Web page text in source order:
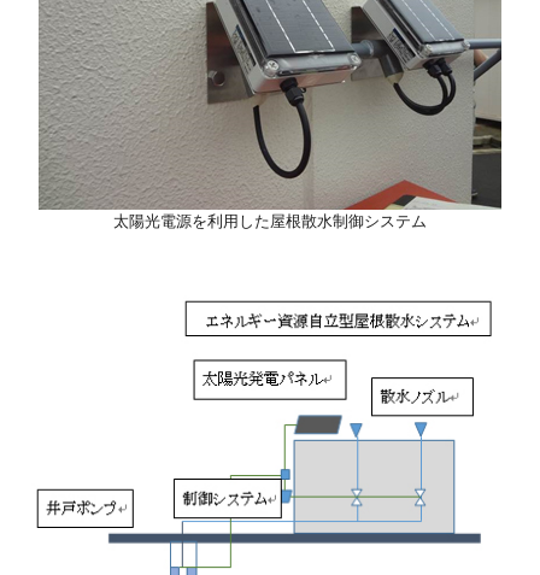
太陽光電源を利用した屋根散水制御システム